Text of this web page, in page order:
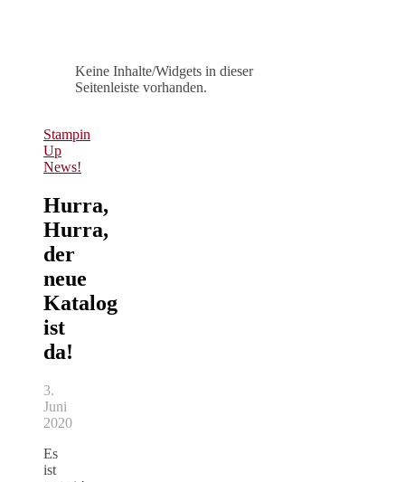
Keine Inhalte/Widgets in dieser
Seitenleiste vorhanden.
Stampin
Up
News!
Hurra,
Hurra,
der
neue
Katalog
ist
da!
3.
Juni
2020
Es
ist